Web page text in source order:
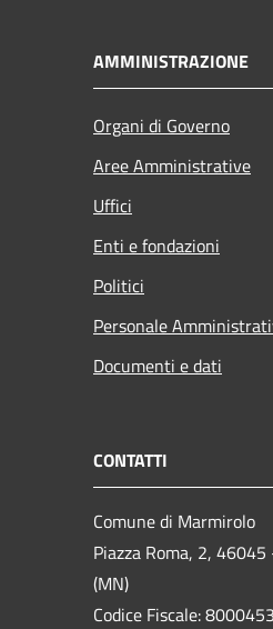
AMMINISTRAZIONE
Organi di Governo
Aree Amministrative
Uffici
Enti e fondazioni
Politici
Personale
Documenti e dati
CONTATTI
Comune di Marmirolo
Piazza Roma, 2,
(MN)
Codice Fiscale: